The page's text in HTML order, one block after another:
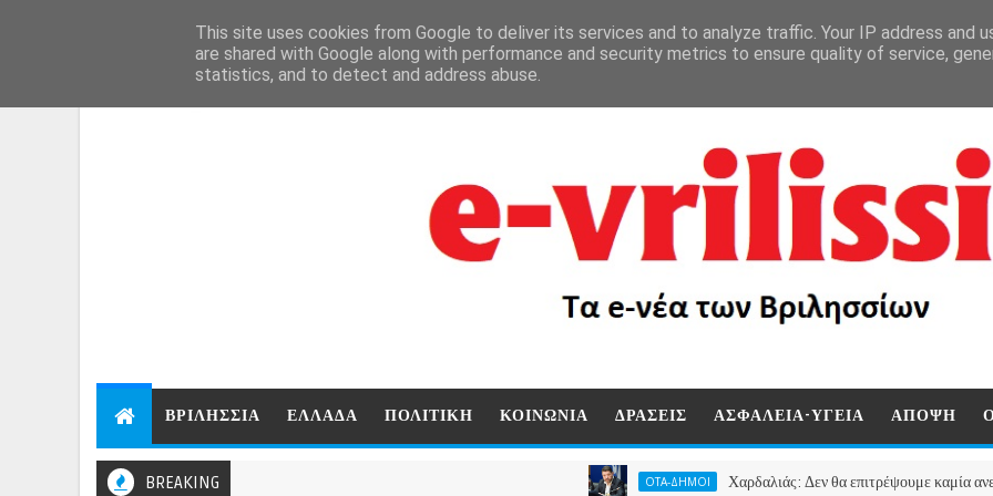
ΒΡΙΛΗΣΣΙΑ ΕΛΛΑΔΑ ΠΟΛΙΤΙΚΗ ΚΟΙΝΩΝΙΑ ΔΡΑΣΕΙΣ ΑΣΦΑΛΕΙΑ-ΥΓΕΙΑ ΑΠΟΨΗ
BREAKING ΟΤΑ-ΔΗΜΟΙ Χαρδαλιάς: Δεν θα επιτρέψουμε καμία
This site uses cookies from Google to deliver its services and to analyze traffic. Your IP address and
are shared with Google along with performance and security metrics to ensure quality of service,
statistics, and to detect and address abuse.